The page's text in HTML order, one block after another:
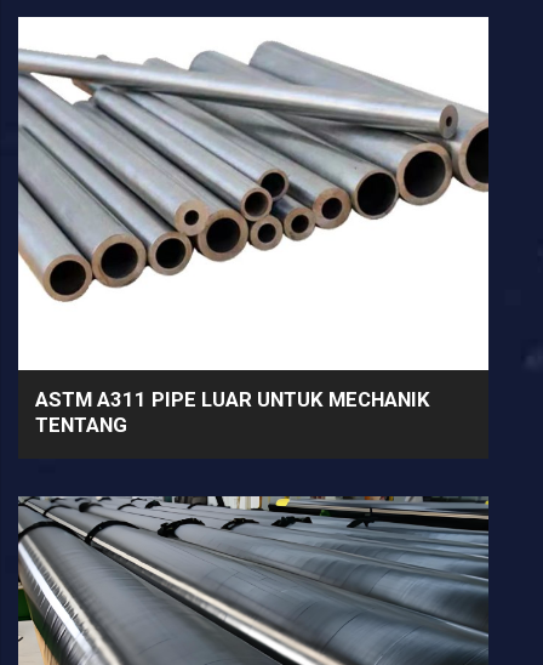
ASTM A311 PIPE LUAR UNTUK MECHANIK
TENTANG